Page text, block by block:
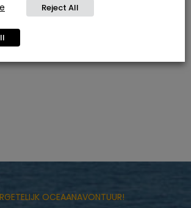
OCEAANAVONTUUR!
Reject All